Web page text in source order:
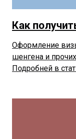
Как
Оформление
шенгена и
Подробней в